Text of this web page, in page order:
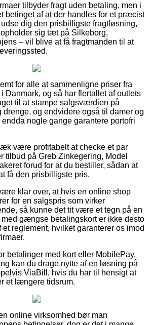
tilbyder fragt uden betaling, men i
betinget af at der handles for et præcist
dig den prisbilligste fragtløsning,
sig tæt på Silkeborg,
– vil blive at få fragtmanden til at
for alle at sammenligne priser fra
Danmark, og så har flertallet af outlets
til at stampe salgsværdien på
drenge, og endvidere også til damer og
endda nogle gange garantere portofri
være profitabelt at checke et par
tilbud på Greb Zinkegering, Model
forud for at du bestiller, sådan at
få den prisbilligste pris.
klar over, at hvis en online shop
for en salgspris som virker
så kunne det tit være et tegn på en
gængse betalingskort er ikke desto
et reglement, hvilket garanterer os imod
betalinger med kort eller MobilePay.
kan du drage nytte af en løsning på
ViaBill, hvis du har til hensigt at
et længere tidsrum.
online virksomhed bør man